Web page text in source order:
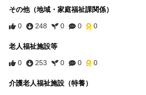
その他（地域・家庭福祉課関係）
0 248 0 0 0
老人福祉施設等
0 253 0 0 0
介護老人福祉施設（特養）